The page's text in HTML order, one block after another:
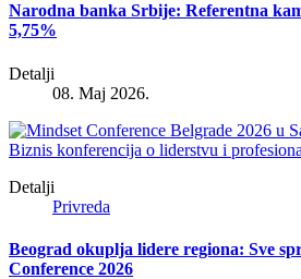
Narodna banka Srbije: Referentna
5,75%
Detalji
08. Maj 2026.
Detalji
Privreda
Beograd okuplja lidere regiona: Sve
Conference 2026